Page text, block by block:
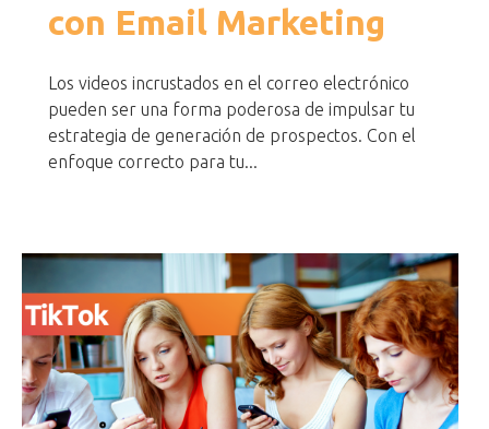
con Email Marketing
Los videos incrustados en el correo electrónico
pueden ser una forma poderosa de impulsar tu
estrategia de generación de prospectos. Con el
enfoque correcto para tu...